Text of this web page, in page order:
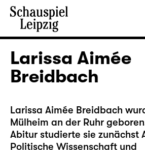
Larissa Aimée
Breidbach
Larissa Aimée Breidbach
Mülheim an der Ruhr
Abitur studierte sie zunächst
Politische Wissenschaft und